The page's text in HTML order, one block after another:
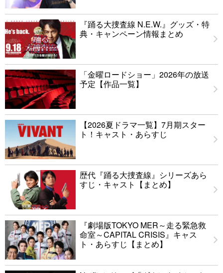
『踊る大捜査線 N.E.W.』グッズ・特
典・キャンペーン情報まとめ
「金曜ロードショー」2026年の放送
予定【作品一覧】
【2026夏ドラマ一覧】7月期スター
ト！キャスト・あらすじ
歴代『踊る大捜査線』シリーズあら
すじ・キャスト【まとめ】
『劇場版TOKYO MER～走る緊急救
命室～CAPITAL CRISIS』キャス
ト・あらすじ【まとめ】